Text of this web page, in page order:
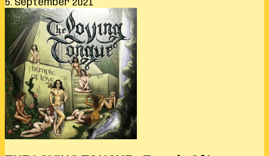
5. September 2021